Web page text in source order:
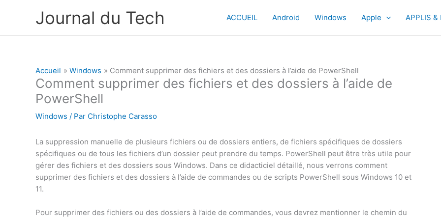
Journal du Tech ACCUEIL Android Windows Apple APPLIS &
Accueil Windows Comment supprimer des fichiers et des dossiers à l’aide de PowerShell
Comment supprimer des fichiers et des dossiers à l’aide de
PowerShell
Windows / Par Christophe Carasso
La suppression manuelle de plusieurs fichiers ou de dossiers entiers, de fichiers spécifiques de dossiers
spécifiques ou de tous les fichiers d’un dossier peut prendre du temps. PowerShell peut être très utile pour
gérer des fichiers et des dossiers sous Windows. Dans ce didacticiel détaillé, nous verrons comment
supprimer des fichiers et des dossiers à l’aide de commandes ou de scripts PowerShell sous Windows 10 et
11.
Pour supprimer des fichiers ou des dossiers à l’aide de commandes, vous devrez mentionner le chemin du